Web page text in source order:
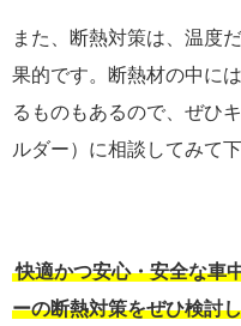
また、断熱対策は、温度
果的です。断熱材の中に
るものもあるので、ぜひ
ルダー）に相談してみて下
快適かつ安心・安全な車
ーの断熱対策をぜひ検討